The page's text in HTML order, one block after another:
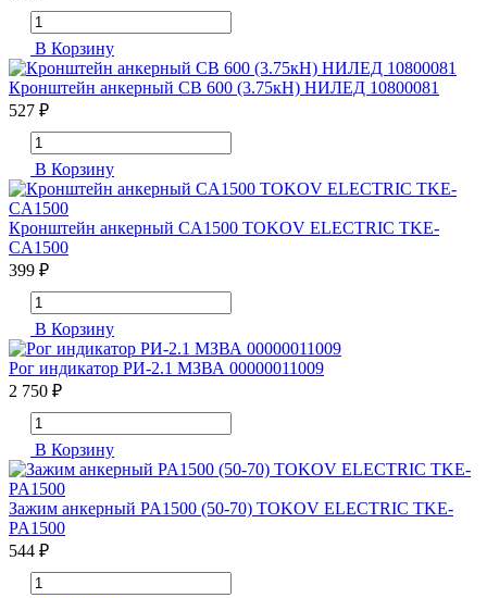
В Корзину
Кронштейн анкерный CB 600 (3.75кН) НИЛЕД 10800081
527 ₽
В Корзину
Кронштейн анкерный CA1500 TOKOV ELECTRIC TKE-
CA1500
399 ₽
В Корзину
Рог индикатор РИ-2.1 МЗВА 00000011009
2 750 ₽
В Корзину
Зажим анкерный PA1500 (50-70) TOKOV ELECTRIC TKE-
PA1500
544 ₽